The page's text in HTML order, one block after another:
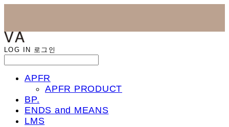
LOG IN 로그인
APFR
APFR PRODUCT
BP.
ENDS and MEANS
LMS